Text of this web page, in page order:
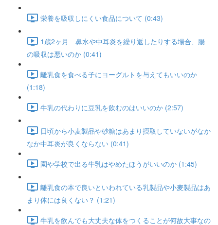
栄養を吸収しにくい食品について (0:43)
1歳2ヶ月 鼻水や中耳炎を繰り返したりする場合、腸
の吸収は悪いのか (0:41)
離乳食を食べる子にヨーグルトを与えてもいいのか
(1:18)
牛乳の代わりに豆乳を飲むのはいいのか (2:57)
日頃から小麦製品や砂糖はあまり摂取していないがなか
なか中耳炎が良くならない (0:41)
園や学校で出る牛乳はやめたほうがいいのか (1:45)
離乳食の本で良いといわれている乳製品や小麦製品はあ
まり体には良くない？ (1:21)
牛乳を飲んでも大丈夫な体をつくることが何故大事なの